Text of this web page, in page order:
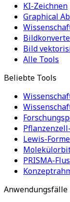
KI-Zeichnen
Graphical
Bild
Alle Tools
Beliebte Tools
Lewis-
PRISMA-
Anwendungsfälle